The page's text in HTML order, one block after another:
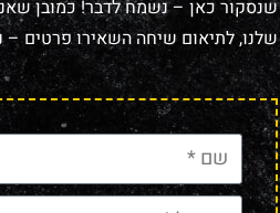
שנסקור כאן – נשמח לדבר! כמובן
שלנו, לתיאום שיחה השאירו פרטים –